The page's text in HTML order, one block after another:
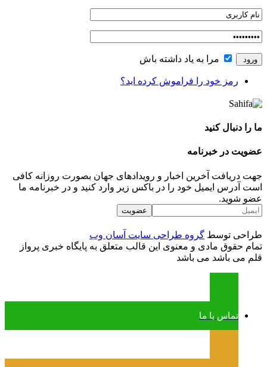
مرداد ۱۹
دوشنبه 37°
31°
سه‌شنبه
مرداد ۲۱
37°
مرا به یاد داشته باش
رمز خود را فراموش کرده اید؟
ما را دنبال کنید
عضویت در خبرنامه
جهت دریافت آخرین اخبار و رویدادهای جهان بصورت روزانه کافی
است آدرس ایمیل خود را در باکس زیر وارد کنید و در خبرنامه ما
عضو شوید.
طراحی توسط گروه طراحی سایت آسان وب
تمام حقوق مادی و معنوی این قالب متعلق به پایگاه خبری پرواز
قلم می باشد می باشد
تماس با ما